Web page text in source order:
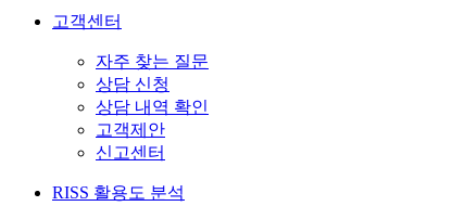
고객센터
자주 찾는 질문
상담 신청
상담 내역 확인
고객제안
신고센터
RISS 활용도 분석